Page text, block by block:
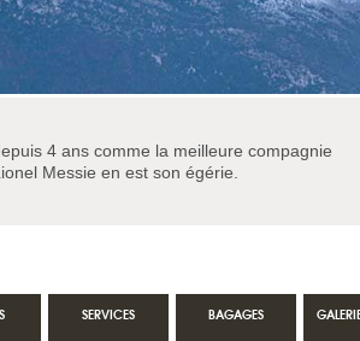
4 ans comme la meilleure compagnie
Messie en est son égérie.
SERVICES BAGAGES